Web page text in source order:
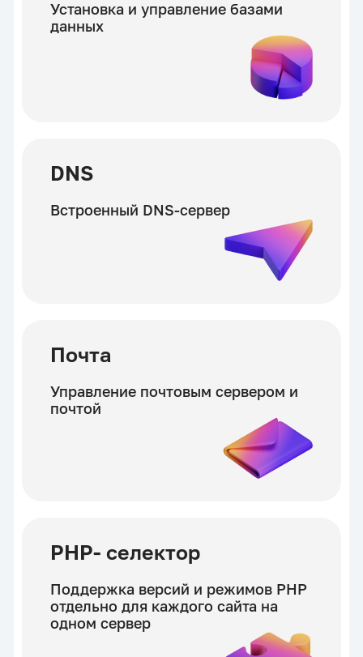
Установка и управление базами
данных
DNS
Встроенный DNS-сервер
Почта
Управление почтовым сервером и
почтой
PHP- селектор
Поддержка версий и режимов PHP
отдельно для каждого сайта на
одном сервер